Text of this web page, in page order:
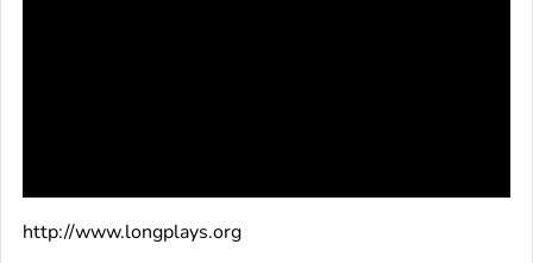
http://www.longplays.org